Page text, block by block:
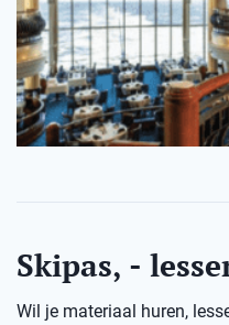
Skipas, -
Wil je materiaal huren,